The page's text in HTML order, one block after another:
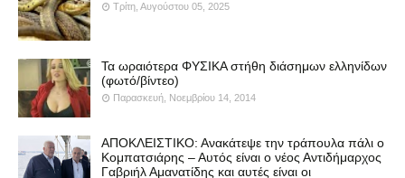
Τρίτη, Αυγούστου 05, 2025
Τα ωραιότερα ΦΥΣΙΚΑ στήθη διάσημων ελληνίδων
(φωτό/βίντεο)
Παρασκευή, Νοεμβρίου 14, 2014
ΑΠΟΚΛΕΙΣΤΙΚΟ: Ανακάτεψε την τράπουλα πάλι ο
Κομπατσιάρης – Αυτός είναι ο νέος Αντιδήμαρχος
Γαβριήλ Αμανατίδης και αυτές είναι οι